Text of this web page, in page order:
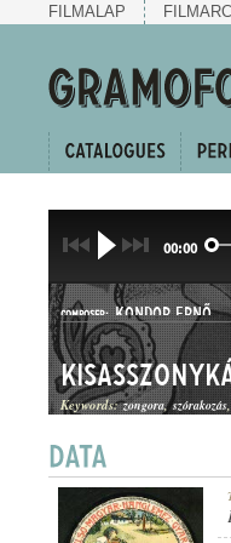
FILMALAP
00:00
COMPOSER: KONDOR ERNŐ
DAL
Keywords: zongora szórakozás